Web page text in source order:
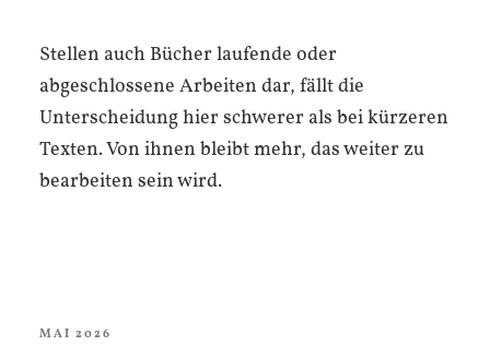
Stellen auch Bücher laufende oder
abgeschlossene Arbeiten dar, fällt die
Unterscheidung hier schwerer als bei kürzeren
Texten. Von ihnen bleibt mehr, das weiter zu
bearbeiten sein wird.
VERÖFFENTLICHT
MAI 2026